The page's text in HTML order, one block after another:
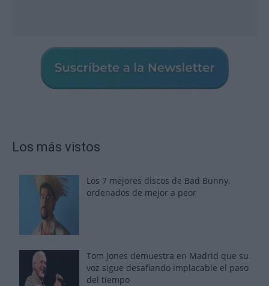
Los más vistos
Los 7 mejores discos de Bad Bunny,
ordenados de mejor a peor
Tom Jones demuestra en Madrid que su
voz sigue desafiando implacable el paso
del tiempo